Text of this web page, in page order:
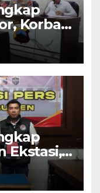
Korban
Ekstasi,
20